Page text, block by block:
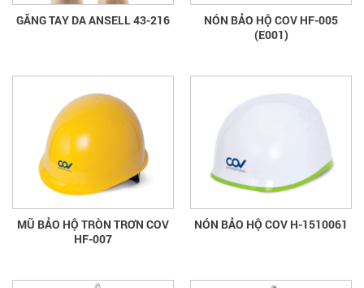
GĂNG TAY DA ANSELL 43-216
NÓN BẢO HỘ COV HF-005
(E001)
MŨ BẢO HỘ TRÒN TRƠN COV
HF-007
NÓN BẢO HỘ COV H-1510061